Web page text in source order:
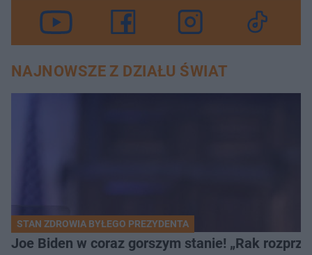
NAJNOWSZE Z DZIAŁU ŚWIAT
STAN ZDROWIA BYŁEGO PREZYDENTA
Joe Biden w coraz gorszym stanie! „Rak